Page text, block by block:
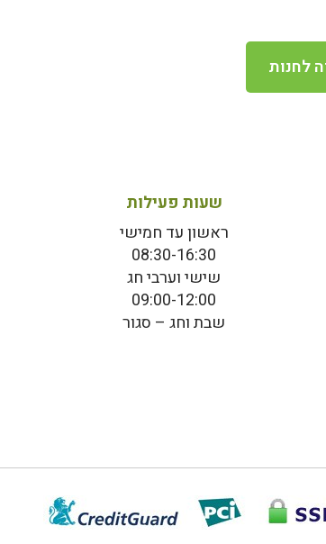
לחנות
שעות פעילות
ראשון עד חמישי
08:30-16:30
שישי וערבי חג
09:00-12:00
שבת וחג – סגור